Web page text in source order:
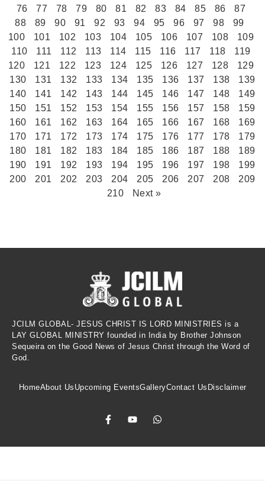
76
77 78 79 80 81 82 83 84 85 86
87
88
89 90 91 92 93 94 95 96 97 98
99
100
101 102 103 104 105 106 107 108
109
110
111 112 113 114 115 116 117 118
119
120
121 122 123 124 125 126 127 128
129
130
131 132 133 134 135 136 137 138
139
140
141 142 143 144 145 146 147 148
149
150
151 152 153 154 155 156 157 158
159
160
161 162 163 164 165 166 167 168
169
170
171 172 173 174 175 176 177 178
179
180
181 182 183 184 185 186 187 188
189
190
191 192 193 194 195 196 197 198
199
200
201 202 203 204 205 206 207 208
209
210
Next »
JCILM GLOBAL- JESUS CHRIST IS LORD MINISTRIES is a
LAY GLOBAL MINISTRY founded in India by Brother Johnson
Sequeira on the Good News of Jesus Christ through the Word of
God.
HomeAbout Us Upcoming EventsGalleryContact Us Disclaimer